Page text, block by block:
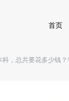
首页
，总共要花多少钱